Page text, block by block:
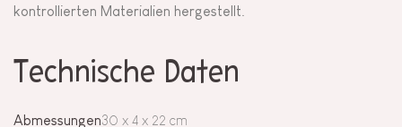
kontrollierten Materialien hergestellt.
Technische Daten
Abmessungen30 x 4 x 22 cm